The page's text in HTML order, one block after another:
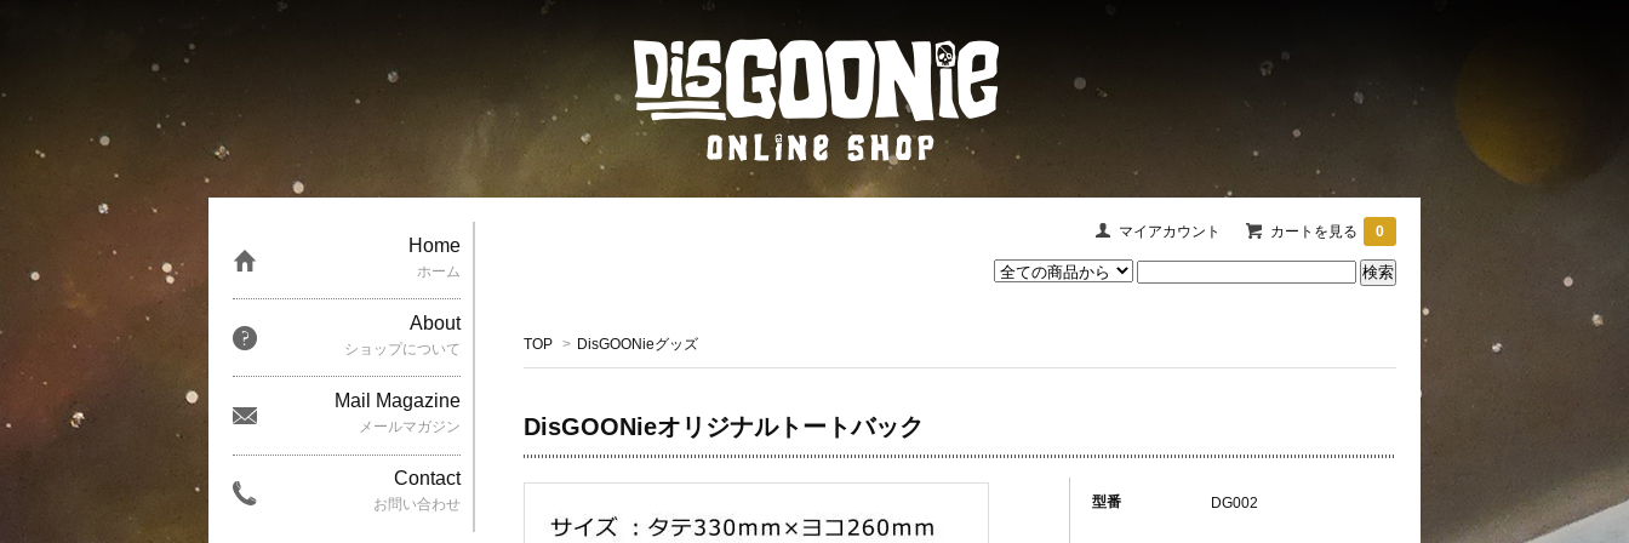
マイアカウント カートを見る 0
TOP > DisGOONieグッズ
DisGOONieオリジナルトートバック
型番 DG002
Home
ホーム
About
ショップについて
Mail Magazine
メールマガジン
Contact
お問い合わせ